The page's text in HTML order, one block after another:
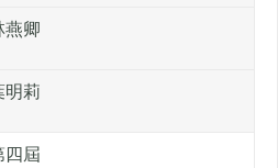
燕卿
明莉
四屆